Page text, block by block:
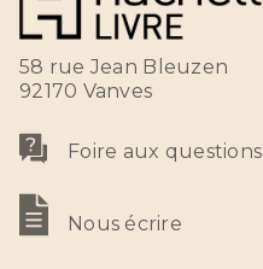
58 rue Jean Bleuzen
92170 Vanves
Foire aux questions
Nous écrire